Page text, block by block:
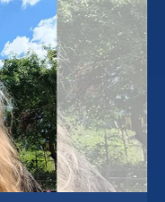
професійної
– Соціальна